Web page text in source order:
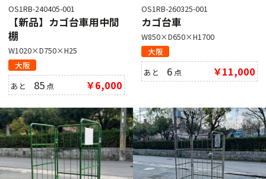
OS1RB-240405-001
【新品】カゴ台車用中間
棚
W1020×D750×H25
大阪
あと 85 点 ￥6,000
OS1RB-260325-001
カゴ台車
W850×D650×H1700
大阪
あと 6 点 ￥11,000